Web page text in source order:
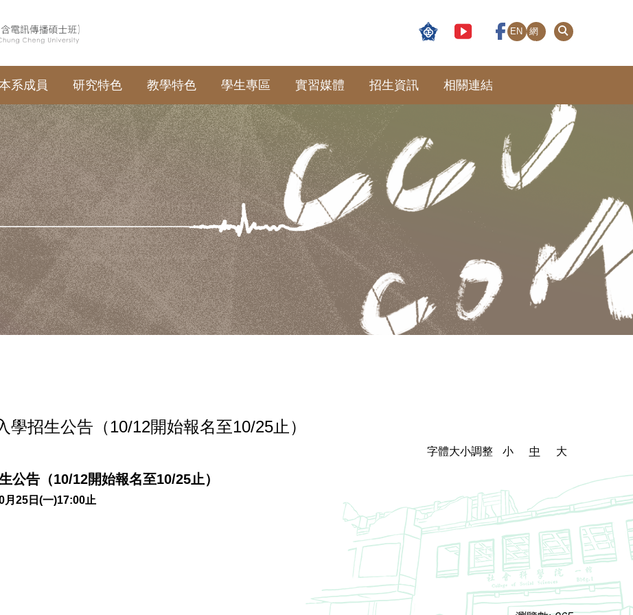
EN
網
系成員 研究特色 教學特色 學生專區 實習媒體 招生資訊 相關連結
招生公告（10/12開始報名至10/25止）
字體大小調整 小 中 大
公告（10/12開始報名至10/25止）
月25日(一)17:00止